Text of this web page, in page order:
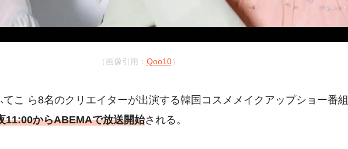
（画像引用： Qoo10）
てこ ら8名のクリエイターが出演する韓国コスメメイクアップショー番組
11:00からABEMAで放送開始される。